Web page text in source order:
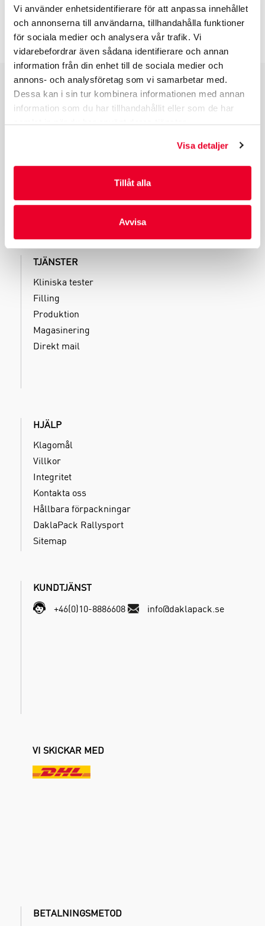
Vi använder enhetsidentifierare för att anpassa innehållet
och annonserna till användarna, tillhandahålla funktioner
för sociala medier och analysera vår trafik. Vi
vidarebefordrar även sådana identifierare och annan
information från din enhet till de sociala medier och
annons- och analysföretag som vi samarbetar med.
Dessa kan i sin tur kombinera informationen med annan
information som du har tillhandahållit eller som de har
samlat in när du har använt deras tjänster.
Visa detaljer
Tillåt alla
Avvisa
INFO INNAN DU ORDERAR
PRODUKTGRUPPER
KUVERT OCH POSTFÖRPACKNINGAR
LÄKEMEDELSFÖRPACKNINGAR
TJÄNSTER
Kliniska tester
Filling
Produktion
Magasinering
Direkt mail
HJÄLP
Klagomål
Villkor
Integritet
Kontakta oss
Hållbara förpackningar
DaklaPack Rallysport
Sitemap
KUNDTJÄNST
+46(0)10-8886608
info@daklapack.se
VI SKICKAR MED
BETALNINGSMETOD